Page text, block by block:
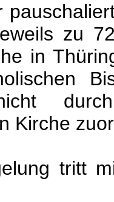
zu
in
Kirche
tritt